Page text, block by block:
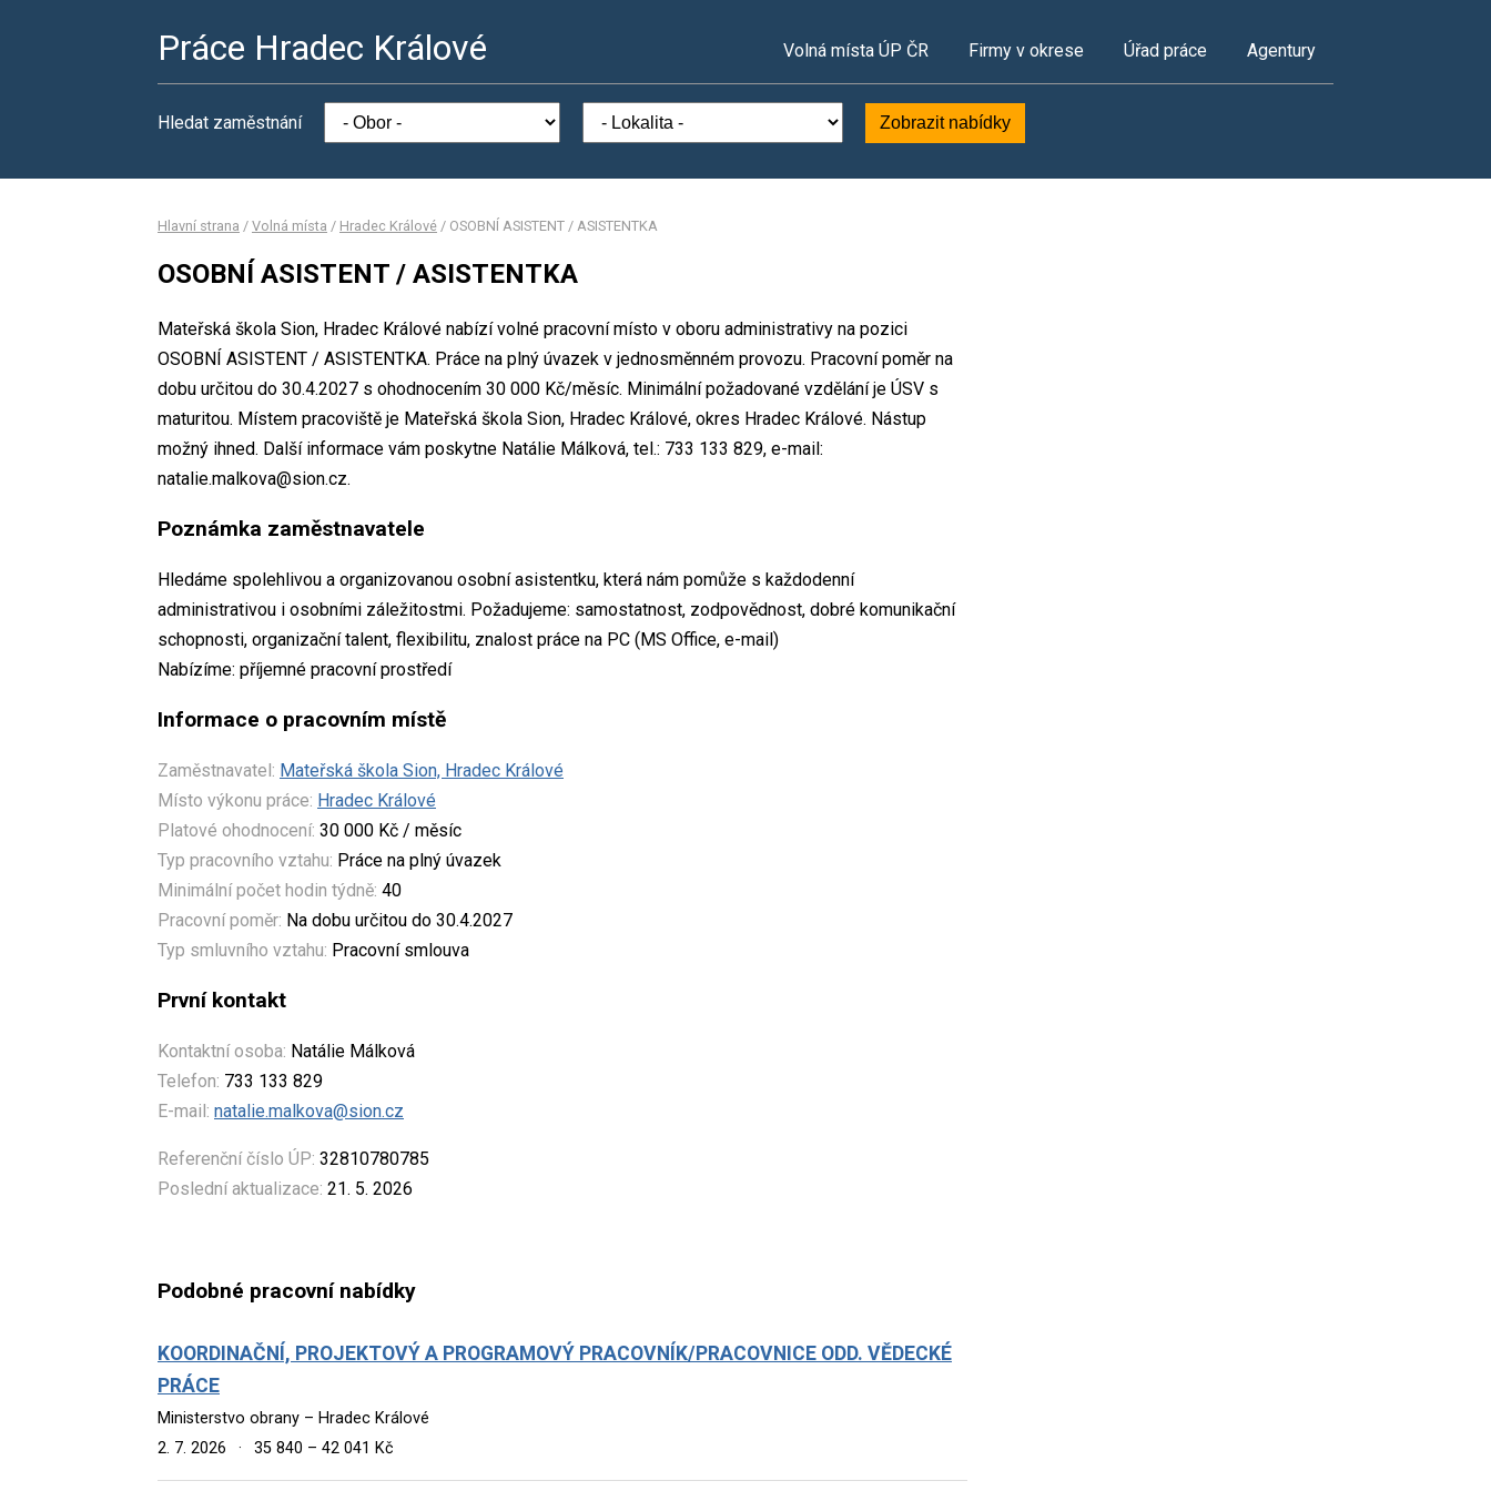
Práce Hradec Králové Volná místa ÚP ČR Firmy v okrese Úřad práce Agentury
Hledat zaměstnání Zobrazit nabídky
Hlavní strana / Volná místa / Hradec Králové / OSOBNÍ ASISTENT / ASISTENTKA
OSOBNÍ ASISTENT / ASISTENTKA
Mateřská škola Sion, Hradec Králové nabízí volné pracovní místo v oboru administrativy na pozici
OSOBNÍ ASISTENT / ASISTENTKA. Práce na plný úvazek v jednosměnném provozu. Pracovní poměr na
dobu určitou do 30.4.2027 s ohodnocením 30 000 Kč/měsíc. Minimální požadované vzdělání je ÚSV s
maturitou. Místem pracoviště je Mateřská škola Sion, Hradec Králové, okres Hradec Králové. Nástup
možný ihned. Další informace vám poskytne Natálie Málková, tel.: 733 133 829, e-mail:
natalie.malkova@sion.cz.
Poznámka zaměstnavatele
Hledáme spolehlivou a organizovanou osobní asistentku, která nám pomůže s každodenní
administrativou i osobními záležitostmi. Požadujeme: samostatnost, zodpovědnost, dobré komunikační
schopnosti, organizační talent, flexibilitu, znalost práce na PC (MS Office, e-mail)
Nabízíme: příjemné pracovní prostředí
Informace o pracovním místě
Zaměstnavatel: Mateřská škola Sion, Hradec Králové
Místo výkonu práce: Hradec Králové
Platové ohodnocení: 30 000 Kč / měsíc
Typ pracovního vztahu: Práce na plný úvazek
Minimální počet hodin týdně: 40
Pracovní poměr: Na dobu určitou do 30.4.2027
Typ smluvního vztahu: Pracovní smlouva
První kontakt
Kontaktní osoba: Natálie Málková
Telefon: 733 133 829
E-mail: natalie.malkova@sion.cz
Referenční číslo ÚP: 32810780785
Poslední aktualizace: 21. 5. 2026
Podobné pracovní nabídky
KOORDINAČNÍ, PROJEKTOVÝ A PROGRAMOVÝ PRACOVNÍK/PRACOVNICE ODD. VĚDECKÉ
PRÁCE
Ministerstvo obrany – Hradec Králové
2. 7. 2026
· 35 840 – 42 041 Kč